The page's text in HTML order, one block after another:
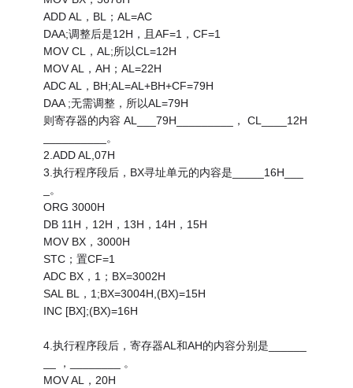
ADD AL，BL；AL=AC
DAA;调整后是12H，且AF=1，CF=1
MOV CL，AL;所以CL=12H
MOV AL，AH；AL=22H
ADC AL，BH;AL=AL+BH+CF=79H
DAA ;无需调整，所以AL=79H
则寄存器的内容 AL___79H_________， CL____12H
__________。
2.ADD AL,07H
3.执行程序段后，BX寻址单元的内容是_____16H___
_。
ORG 3000H
DB 11H，12H，13H，14H，15H
MOV BX，3000H
STC；置CF=1
ADC BX，1；BX=3002H
SAL BL，1;BX=3004H,(BX)=15H
INC [BX];(BX)=16H
4.执行程序段后，寄存器AL和AH的内容分别是______
__ ，________ 。
MOV AL，20H